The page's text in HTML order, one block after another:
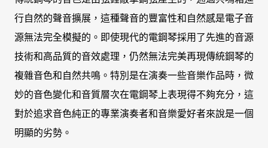
行自然的聲音擴展，這種聲音的豐富性和自然感是電子音
源無法完全模擬的。即使現代的電鋼琴採用了先進的音源
技術和高品質的音效處理，仍然無法完美再現傳統鋼琴的
複雜音色和自然共鳴。特別是在演奏一些音樂作品時，微
妙的音色變化和音質層次在電鋼琴上表現得不夠充分，這
對於追求音色純正的專業演奏者和音樂愛好者來說是一個
明顯的劣勢。